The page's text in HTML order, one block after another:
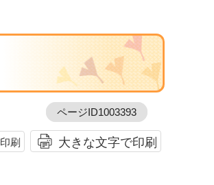
ページID1003393
印刷 大きな文字で印刷